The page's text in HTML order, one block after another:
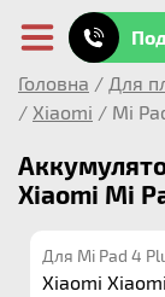
Головна / Для
/ Xiaomi / Mi
Xiaomi Mi
Для Mi Pad 4
Xiaomi